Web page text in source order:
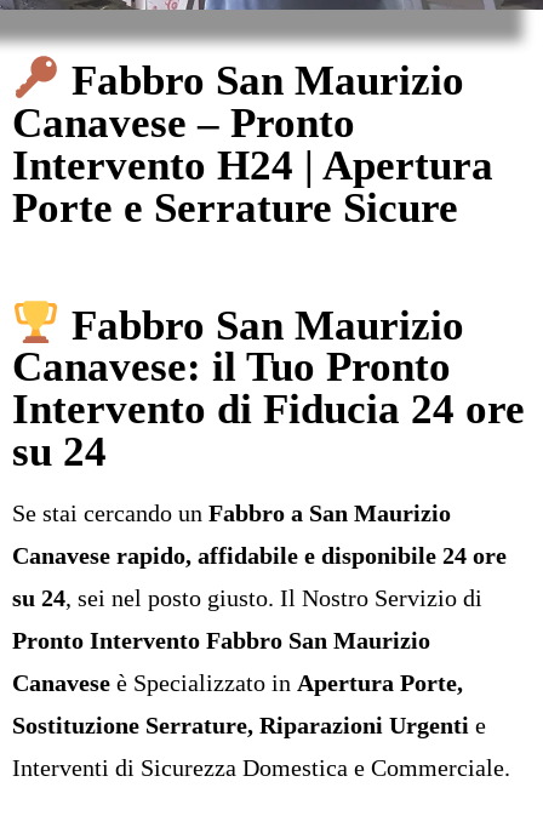
Fabbro San Maurizio
Canavese – Pronto
Intervento H24 | Apertura
Porte e Serrature Sicure
Fabbro San Maurizio
Canavese: il Tuo Pronto
Intervento di Fiducia 24 ore
su 24
Se stai cercando un Fabbro a San Maurizio
Canavese rapido, affidabile e disponibile 24 ore
su 24, sei nel posto giusto. Il Nostro Servizio di
Pronto Intervento Fabbro San Maurizio
Canavese è Specializzato in Apertura Porte,
Sostituzione Serrature, Riparazioni Urgenti e
Interventi di Sicurezza Domestica e Commerciale.